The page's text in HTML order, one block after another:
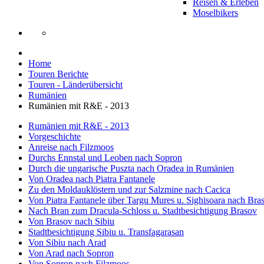
Reisen & Erleben
Moselbikers
Home
Touren Berichte
Touren - Länderübersicht
Rumänien
Rumänien mit R&E - 2013
Rumänien mit R&E - 2013
Vorgeschichte
Anreise nach Filzmoos
Durchs Ennstal und Leoben nach Sopron
Durch die ungarische Puszta nach Oradea in Rumänien
Von Oradea nach Piatra Fantanele
Zu den Moldauklöstern und zur Salzmine nach Cacica
Von Piatra Fantanele über Targu Mures u. Sighisoara nach
Nach Bran zum Dracula-Schloss u. Stadtbesichtigung Brasov
Von Brasov nach Sibiu
Stadtbesichtigung Sibiu u. Transfagarasan
Von Sibiu nach Arad
Von Arad nach Sopron